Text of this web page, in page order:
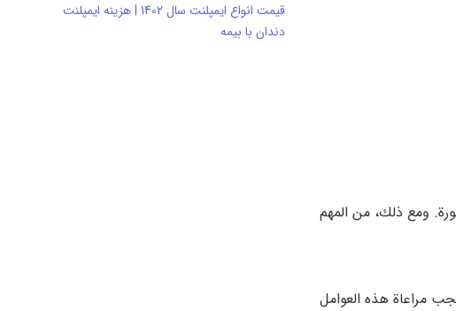
ومع ذلك، من المهم
مراعاة هذه العوامل
قیمت انواع ایمپلنت سال 1402 | هزینه ایمپلنت
دندان با بیمه